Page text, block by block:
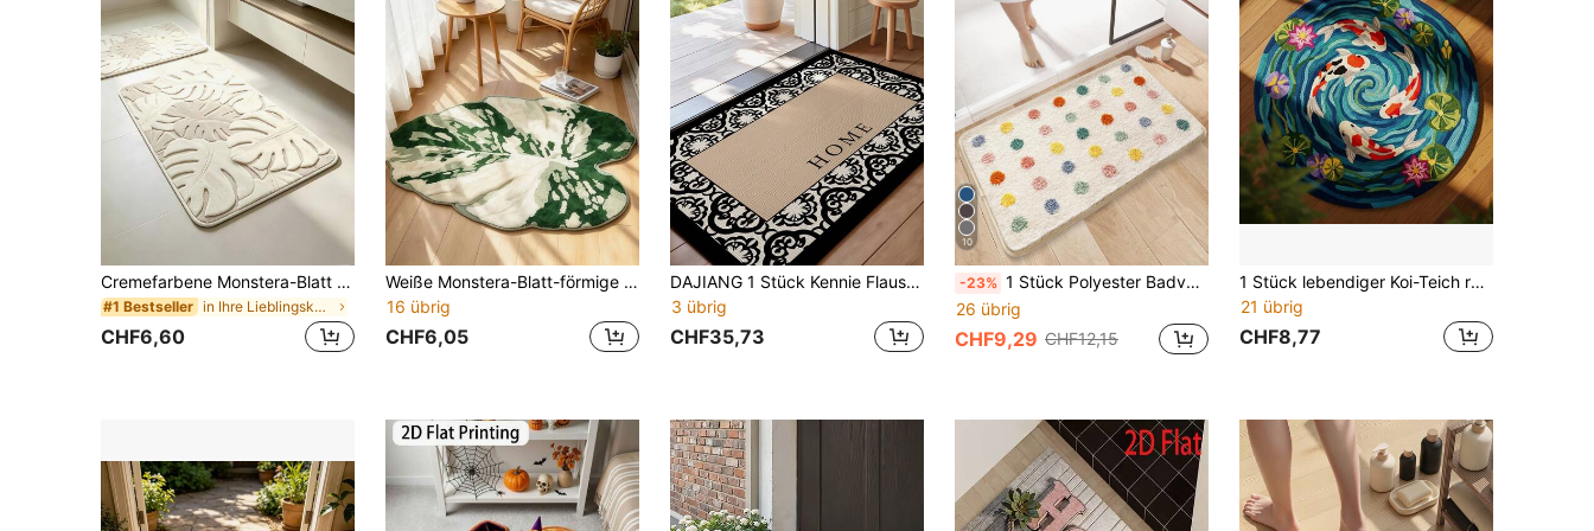
Cremefarbene Monstera-Blatt Badezimmermatte, minimalistische cremefarbene rutschfeste Badezimmer-Bodenmatte, 1m Dicke, flauschig weich Plüsch, komfortables Fußgefühl Kunst-Kaschmir weiche Badezimmermatte, rutschfeste Unterseite, geeignet als vielseitige weiche Türmatte, Make-up-Matte, Verandamatte und Terrassenmatte, gemütliche Eingangsbereichmatte, Badezimmermatte, Badewannematte, Schlafzimmer-Bodenmatte, Erker, Balkon, Nachttischteppich, Büroschreibtisch-Teppich, Wohnzimmer Innen- und Außen-Bodenmatte, Waschmaschinenmatte, maschinenwaschbar.
#1 Bestseller in Ihre Lieblingskatzen und -hunde Fußmatten
CHF6,60
Weiße Monstera-Blatt-förmige Badematte | Waldgrüner Pflanzenstil, Nordischer Ins-Stil Badematte, 1m Dicke, Flauschig weicher Plüsch, Bequemes Fußgefühl Kunstkashmir weiche Badematte, Rutschfeste Unterseite, Geeignet als vielseitige weiche Fußmatte, Make-up-Matte, Verandamatte und Terrassenmatte, Gemütliche Eingangsmatte, Badezimmer Badematte, Badewannenmatte, Schlafzimmer Teppich, Erker, Balkon, Nachttischteppich, Bürotisch Teppich, Wohnzimmer Innen- und Außenmatte, Waschmaschinenmatte, Maschinenwaschbar.
16 übrig
CHF6,05
DAJIANG 1 Stück Kennie Flausch- und Polyestermaterial Blumenmuster Fußmatte, verstärkt, rutschfester TPR-Boden, geeignet für Außen, Esszimmer, Wohnzimmer, Inneneingang, einfaches, nordisches Stil Eingangsbereich Dekoration Badezimmer Küche Dekoration
3 übrig
CHF35,73
10
-23% 1 Stück Polyester Badvorleger, moderner rutschfester Toilettenvorleger mit Punktmuster für Badezimmer Heimdekoration Bodenbelag Outdoor Teppich Türmatte Herbstdekoration Badezimmerzubehör Eingangsbereich Dekoration
26 übrig
CHF9,29 CHF12,15
1 Stück lebendiger Koi-Teich runder Teppich, Kunstwellen-Design mit Koi-Fisch & Lotusblatt-Muster - Böhmischer Stil, asymmetrische Größe mit 1-5cm Beschnitttoleranz, dekorativer Teppich, Schlafzimmerdekoration, kleiner Teppich, Teppich, Heimdekoration, Wohnzimmerteppich, kleiner Wohnzimmerteppich, Schlafzimmerteppich, Wohnzimmer-Heimdekoration, Outdoor-Teppich, waschbarer Teppich, Plüschteppich, Hochflor-Teppich
21 übrig
CHF8,77